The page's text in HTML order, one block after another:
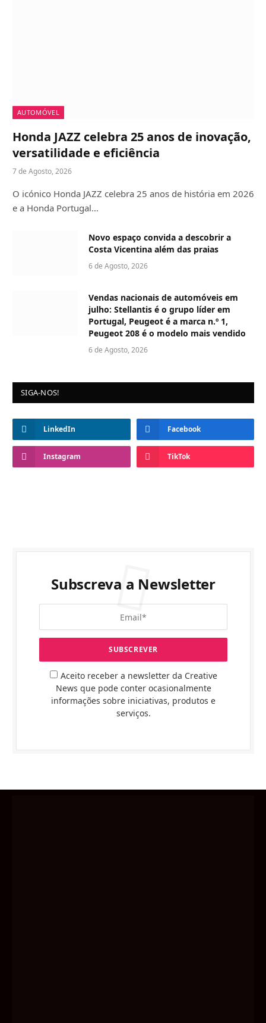
AUTOMÓVEL
Honda JAZZ celebra 25 anos de inovação,
versatilidade e eficiência
7 de Agosto, 2026
O icónico Honda JAZZ celebra 25 anos de história em 2026
e a Honda Portugal…
Novo espaço convida a descobrir a
Costa Vicentina além das praias
6 de Agosto, 2026
Vendas nacionais de automóveis em
julho: Stellantis é o grupo líder em
Portugal, Peugeot é a marca n.º 1,
Peugeot 208 é o modelo mais vendido
6 de Agosto, 2026
SIGA-NOS!
LinkedIn Facebook
Instagram TikTok
Subscreva a Newsletter
Aceito receber a newsletter da Creative
News que pode conter ocasionalmente
informações sobre iniciativas, produtos e
serviços.